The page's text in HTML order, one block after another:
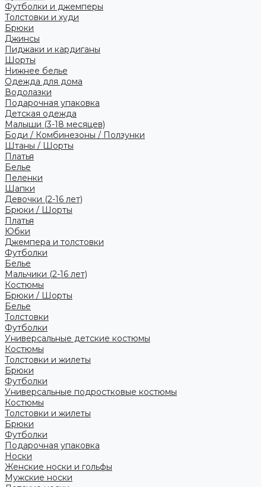
Футболки и джемперы
Толстовки и худи
Брюки
Джинсы
Пиджаки и кардиганы
Шорты
Нижнее белье
Одежда для дома
Водолазки
Подарочная упаковка
Детская одежда
Малыши (3-18 месяцев)
Боди / Комбинезоны / Ползунки
Штаны / Шорты
Платья
Белье
Пеленки
Шапки
Девочки (2-16 лет)
Брюки / Шорты
Платья
Юбки
Джемпера и толстовки
Футболки
Белье
Мальчики (2-16 лет)
Костюмы
Брюки / Шорты
Белье
Толстовки
Футболки
Универсальные детские костюмы
Костюмы
Толстовки и жилеты
Брюки
Футболки
Универсальные подростковые костюмы
Костюмы
Толстовки и жилеты
Брюки
Футболки
Подарочная упаковка
Носки
Женские носки и гольфы
Мужские носки